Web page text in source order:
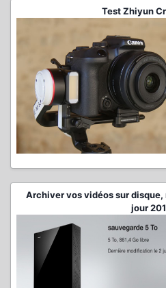
Test Zhiyun
Archiver vos vidéos sur disque,
jour